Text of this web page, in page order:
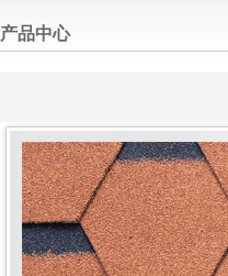
产品中心